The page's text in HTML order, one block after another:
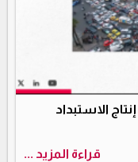
الاستبداد
قراءة المزيد ...